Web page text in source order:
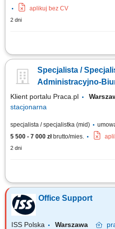
aplikuj bez CV
2 dni
Twój zakres obowiązków Tworzenie i
social media) Profesjonalny dobór
Realizacja wyznaczonych celów
Specjalista /
Administracyjno-
Klient portalu Praca.pl
stacjonarna
specjalista / specjalistka (mid)
5 500 - 7 000 złbrutto/mies.
2 dni
Obsługa systemów informatycznych
Obsługa zamówień oraz wsparcie
procedurami. Przygotowywanie
archiwizacja dokumentacji....
Office Support
ISS Polska Warszawa